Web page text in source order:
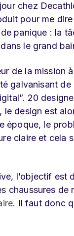
chez
pour me
panique : la
le grand
de la mission
galvanisant
20
design est
époque, le
claire et cela
l’objectif
chaussures
. Il faut donc